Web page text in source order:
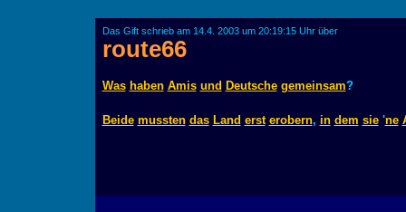
Das Gift schrieb am 14.4. 2003 um 20:19:15 Uhr über
route66
Was haben Amis und Deutsche gemeinsam?
Beide mussten das Land erst erobern, in dem sie'ne